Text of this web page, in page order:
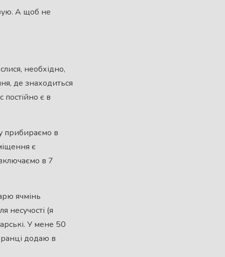
А щоб не
необхідно,
де знаходиться
постійно є в
прибираємо в
є
в 7
ячмінь
несучості (я
У мене 50
додаю в